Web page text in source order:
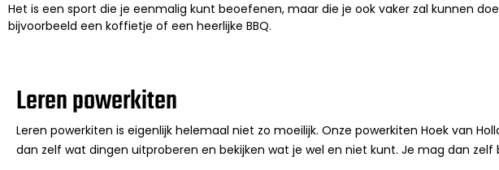
Het is een sport die je eenmalig kunt beoefenen, maar die je ook vaker zal kunnen
bijvoorbeeld een koffietje of een heerlijke BBQ.
Leren powerkiten
Leren powerkiten is eigenlijk helemaal niet zo moeilijk. Onze powerkiten Hoek van
dan zelf wat dingen uitproberen en bekijken wat je wel en niet kunt. Je mag dan